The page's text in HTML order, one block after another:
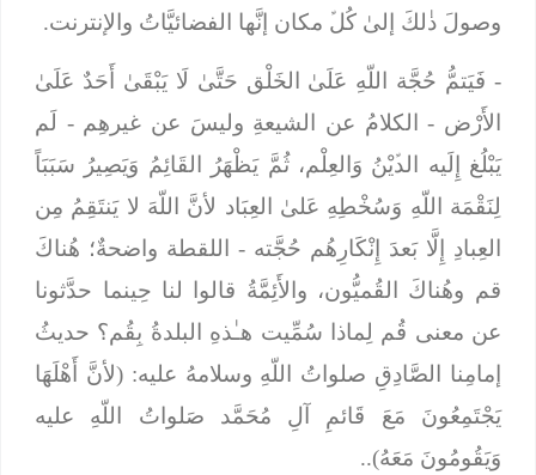
وصولَ ذٰلكَ إلىٰ كُلﱢ مكان إنَّها الفضائيَّاتُ والإنترنت.
فَيَتمُّ حُجَّة اللّهِ عَلَىٰ الخَلْق حَتَّىٰ لَا يَبْقَىٰ أَحَدٌ عَلَىٰ
الأَرْض - الكلامُ عن الشيعةِ وليسَ عن غيرهِم - لَم
يَبْلُغ إِلَيه الدﱢيْنُ وَالعِلْم، ثُمَّ يَظْهَرُ القَائِمُ وَيَصِيرُ سَبَبَاً
لِنَقْمَة اللّهِ وَسُخْطِهِ عَلىٰ العِبَاد لأنَّ اللّهَ لا يَنتَقِمُ مِن
العِبادِ إِلَّا بَعدَ إِنْكَارِهُم حُجَّته- اللقطة واضحةٌ؛ هُناكَ
قم وهُناكَ القُميُّون، والأَئِمَّةُ قالوا لنا حِينما حدَّثونا
عن معنى قُم لِماذا سُمِّيت هـٰذهِ البلدةُ بِقُم؟ حديثُ
إمامِنا الصَّادِقِ صلواتُ اللّهِ وسلامهُ عليه: (لأنَّ أَهْلَهَا
يَجْتَمِعُونَ مَعَ قَائمِ آلِ مُحَمَّد صَلواتُ اللّهِ عليه
وَيَقُومُونَ مَعَهُ)..